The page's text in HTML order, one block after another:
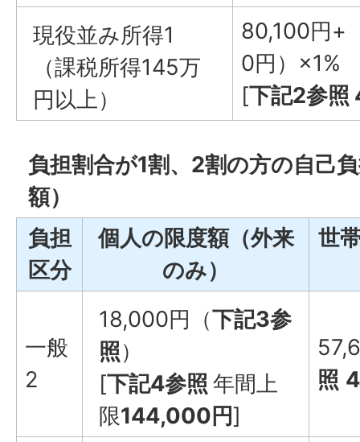
現役並み所得1
（課税所得145万
円以上）
80,100円+
0円）×1%
[下記2参
負担割合が1割、2割の方の自己
額）
負担
区分
個人の限度額（外来
のみ）
世
一般
2
18,000円（下記3参
照）
[下記4参照 年間上
限144,000円]
照